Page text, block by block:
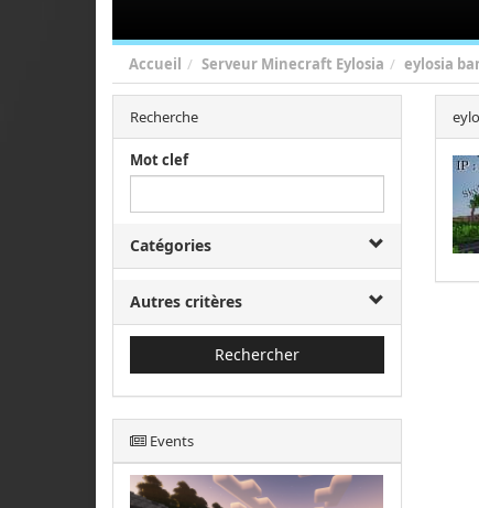
Accueil Serveur Minecraft Eylosia eylosia
Recherche
Mot clef
Catégories
Autres critères
Rechercher
Events